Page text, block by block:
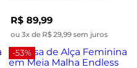
R$ 89,99
ou 3x de R$ 29,99 sem juros
-53%